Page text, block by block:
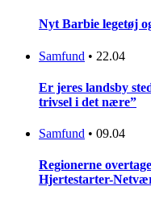
Nyt Barbie legetøj
Samfund • 22.04
Er jeres landsby
trivsel i det nære”
Samfund • 09.04
Regionerne
Hjertestarter-